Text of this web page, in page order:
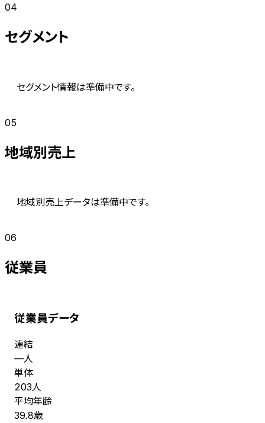
04
セグメント
セグメント情報は準備中です。
05
地域別売上
地域別売上データは準備中です。
06
従業員
従業員データ
連結
—人
単体
203人
平均年齢
39.8歳